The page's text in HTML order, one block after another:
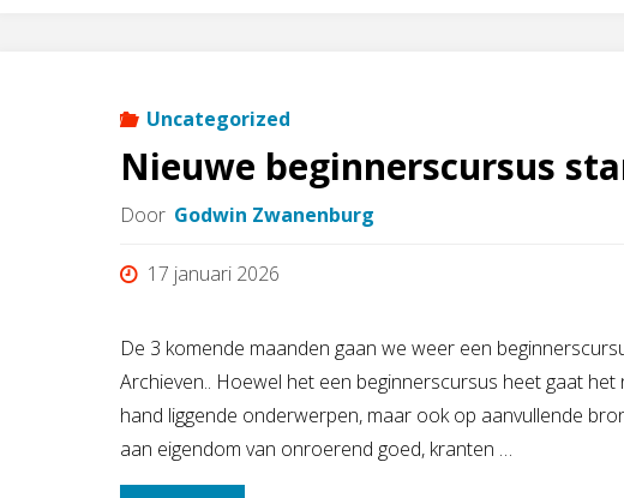
Familieonderzoek
door
Annemieke
van
der
Vegt"
Uncategorized
Nieuwe beginnerscursus
Door Godwin Zwanenburg
17 januari 2026
De 3 komende maanden gaan we weer een
Archieven.. Hoewel het een beginnerscursus heet gaat
hand liggende onderwerpen, maar ook op aanvullende
aan eigendom van onroerend goed, kranten …